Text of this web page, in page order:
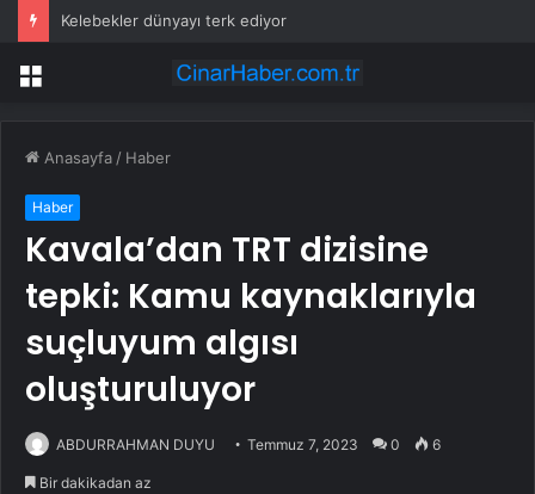
Kelebekler dünyayı terk ediyor
Menü
Anasayfa / Haber
Haber
Kavala’dan TRT dizisine
tepki: Kamu kaynaklarıyla
suçluyum algısı
oluşturuluyor
ABDURRAHMAN DUYU Temmuz 7, 2023 0 6
Bir dakikadan az